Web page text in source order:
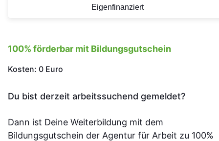
Eigenfinanziert
100% förderbar mit Bildungsgutschein
Kosten: 0 Euro
Du bist derzeit arbeitssuchend gemeldet?
Dann ist Deine Weiterbildung mit dem
Bildungsgutschein der Agentur für Arbeit zu 100%